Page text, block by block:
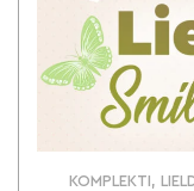
KOMPLEKTI,